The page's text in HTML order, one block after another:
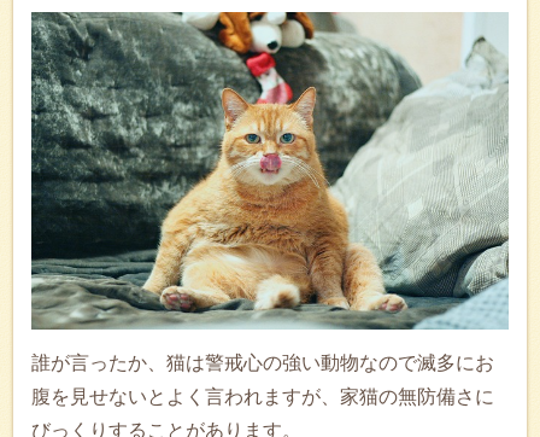
誰が言ったか、猫は警戒心の強い動物なので滅多にお
腹を見せないとよく言われますが、家猫の無防備さに
びっくりすることがあります。